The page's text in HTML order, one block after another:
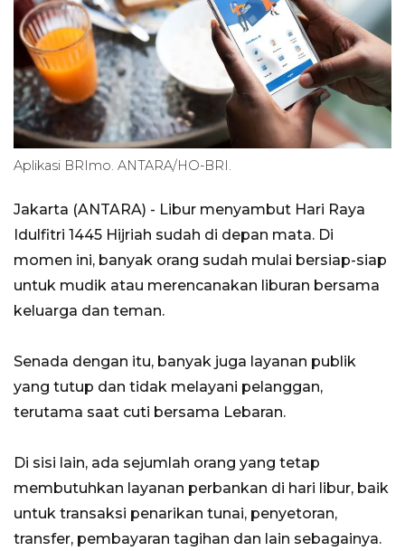
Aplikasi BRImo. ANTARA/HO-BRI.
Jakarta (ANTARA) - Libur menyambut Hari Raya
Idulfitri 1445 Hijriah sudah di depan mata. Di
momen ini, banyak orang sudah mulai bersiap-siap
untuk mudik atau merencanakan liburan bersama
keluarga dan teman.
Senada dengan itu, banyak juga layanan publik
yang tutup dan tidak melayani pelanggan,
terutama saat cuti bersama Lebaran.
Di sisi lain, ada sejumlah orang yang tetap
membutuhkan layanan perbankan di hari libur, baik
untuk transaksi penarikan tunai, penyetoran,
transfer, pembayaran tagihan dan lain sebagainya.